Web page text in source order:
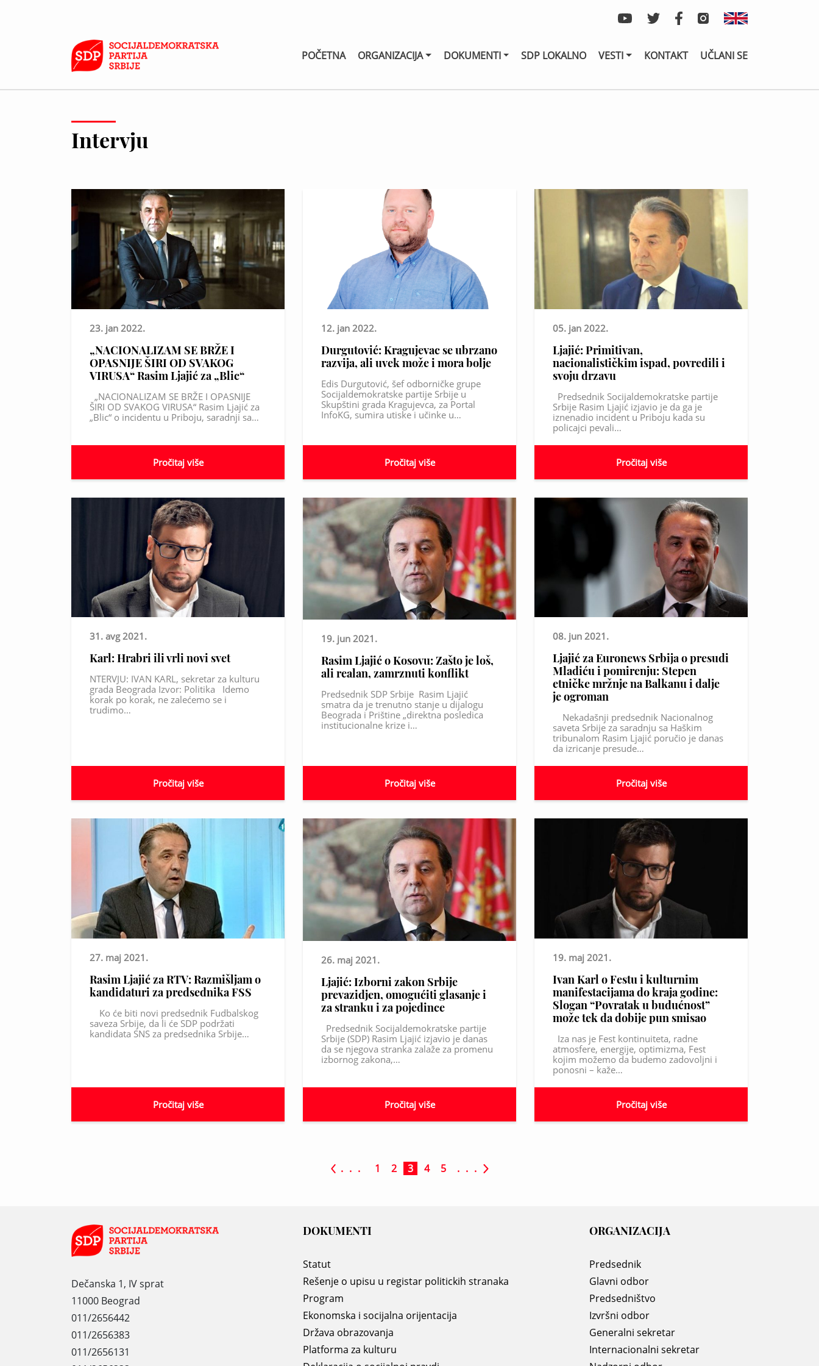
POČETNA ORGANIZACIJA DOKUMENTI SDP LOKALNO VESTI KONTAKT UČLANI SE
Intervju
23. jan 2022.
„NACIONALIZAM SE BRŽE I
OPASNIJE ŠIRI OD SVAKOG
VIRUSA“ Rasim Ljajić za „Blic“
„NACIONALIZAM SE BRŽE I OPASNIJE
ŠIRI OD SVAKOG VIRUSA“ Rasim Ljajić za
„Blic“ o incidentu u Priboju, saradnji sa…
Pročitaj više
12. jan 2022.
Durgutović: Kragujevac se ubrzano
razvija, ali uvek može i mora bolje
Edis Durgutović, šef odborničke grupe
Socijaldemokratske partije Srbije u
Skupštini grada Kragujevca, za Portal
InfoKG, sumira utiske i učinke u…
Pročitaj više
05. jan 2022.
Ljajić: Primitivan,
nacionalističkim ispad, povredili i
svoju drzavu
Predsednik Socijaldemokratske partije
Srbije Rasim Ljajić izjavio je da ga je
iznenadio incident u Priboju kada su
policajci pevali…
Pročitaj više
31. avg 2021.
Karl: Hrabri ili vrli novi svet
NTERVJU: IVAN KARL, sekretar za kulturu
grada Beograda Izvor: Politika Idemo
korak po korak, ne zalećemo se i
trudimo…
Pročitaj više
19. jun 2021.
Rasim Ljajić o Kosovu: Zašto je loš,
ali realan, zamrznuti konflikt
Predsednik SDP Srbije Rasim Ljajić
smatra da je trenutno stanje u dijalogu
Beograda i Prištine „direktna posledica
institucionalne krize i…
Pročitaj više
08. jun 2021.
Ljajić za Euronews Srbija o presudi
Mladiću i pomirenju: Stepen
etničke mržnje na Balkanu i dalje
je ogroman
Nekadašnji predsednik Nacionalnog
saveta Srbije za saradnju sa Haškim
tribunalom Rasim Ljajić poručio je danas
da izricanje presude…
Pročitaj više
27. maj 2021.
Rasim Ljajić za RTV: Razmišljam o
kandidaturi za predsednika FSS
Ko će biti novi predsednik Fudbalskog
saveza Srbije, da li će SDP podržati
kandidata SNS za predsednika Srbije…
Pročitaj više
26. maj 2021.
Ljajić: Izborni zakon Srbije
prevazidjen, omogućiti glasanje i
za stranku i za pojedince
Predsednik Socijaldemokratske partije
Srbije (SDP) Rasim Ljajić izjavio je danas
da se njegova stranka zalaže za promenu
izbornog zakona,…
Pročitaj više
19. maj 2021.
Ivan Karl o Festu i kulturnim
manifestacijama do kraja godine:
Slogan “Povratak u budućnost”
može tek da dobije pun smisao
Iza nas je Fest kontinuiteta, radne
atmosfere, energije, optimizma, Fest
kojim možemo da budemo zadovoljni i
ponosni – kaže…
Pročitaj više
. . . 1 2 3 4 5 . . .
Dečanska 1, IV sprat
11000 Beograd
011/2656442
011/2656383
011/2656131
DOKUMENTI
Statut
Rešenje o upisu u registar politickih stranaka
Program
Ekonomska i socijalna orijentacija
Država obrazovanja
Platforma za kulturu
ORGANIZACIJA
Predsednik
Glavni odbor
Predsedništvo
Izvršni odbor
Generalni sekretar
Internacionalni sekretar